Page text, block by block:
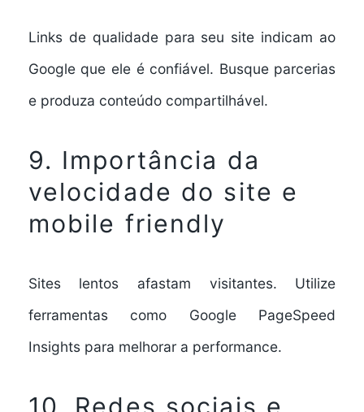
Links de qualidade para seu site indicam ao
Google que ele é confiável. Busque parcerias
e produza conteúdo compartilhável.
9. Importância da
velocidade do site e
mobile friendly
Sites lentos afastam visitantes. Utilize
ferramentas como Google PageSpeed
Insights para melhorar a performance.